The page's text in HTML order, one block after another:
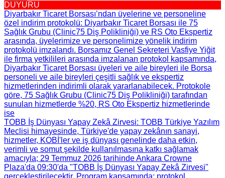
DUYURU
Diyarbakır Ticaret Borsası’ndan üyelerine ve personeline
özel indirim protokolü: Diyarbakır Ticaret Borsası ile 75
Sağlık Grubu (Clinic75 Diş Polikliniği) ve RS Oto Ekspertiz
arasında, üyelerimize ve personelimize yönelik indirim
protokolü imzalandı. Borsamız Genel Sekreteri Vasfiye Yiğit
ile firma yetkilileri arasında imzalanan protokol kapsamında,
Diyarbakır Ticaret Borsası üyeleri ve aile bireyleri ile Borsa
personeli ve aile bireyleri çeşitli sağlık ve ekspertiz
hizmetlerinden indirimli olarak yararlanabilecek. Protokole
göre, 75 Sağlık Grubu (Clinic75 Diş Polikliniği) tarafından
sunulan hizmetlerde %20, RS Oto Ekspertiz hizmetlerinde
ise
TOBB İş Dünyası Yapay Zekâ Zirvesi: TOBB Türkiye Yazılım
Meclisi himayesinde, Türkiye'de yapay zekânın sanayi,
hizmetler, KOBİ'ler ve iş dünyası genelinde daha etkin,
verimli ve somut şekilde kullanılmasına katkı sağlamak
amacıyla; 29 Temmuz 2026 tarihinde Ankara Crowne
Plaza'da 09:30'da "TOBB İş Dünyası Yapay Zekâ Zirvesi"
gerçekleştirilecektir. Program kapsamında; protokol